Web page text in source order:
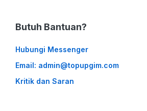
Butuh Bantuan?
Hubungi Messenger
Email: admin@topupgim.com
Kritik dan Saran